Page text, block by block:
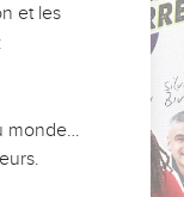
et les
monde…